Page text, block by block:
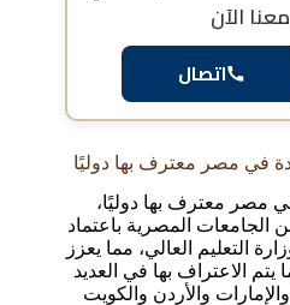
الآن
اتصال
في مصر معترف بها دوليًا
مصر معترف بها دوليًا،
المصرية باعتماد
التعليم العالي، مما يعزز
يتم الاعتراف بها في العديد
والأردن والكويت